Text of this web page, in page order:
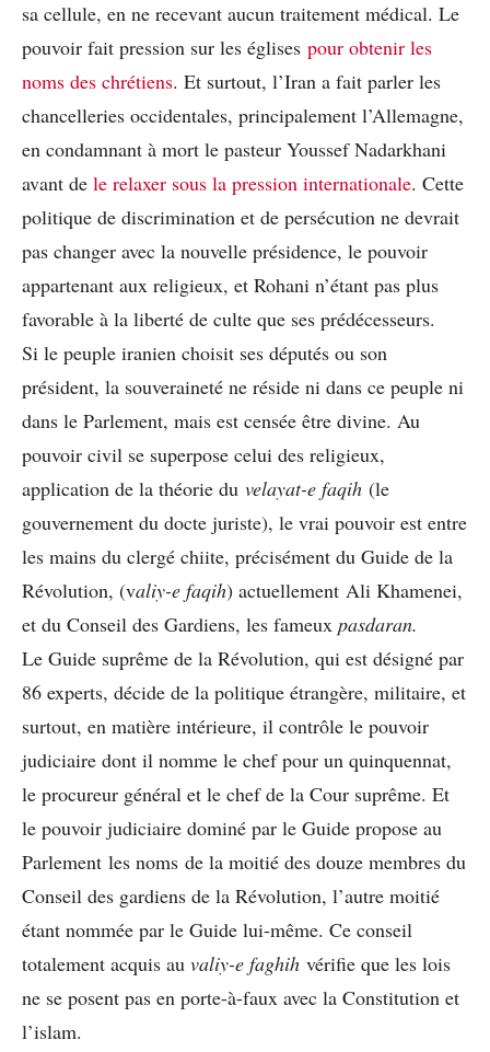
sa cellule, en ne recevant aucun traitement médical. Le
pouvoir fait pression sur les églises pour obtenir les
noms des chrétiens. Et surtout, l’Iran a fait parler les
chancelleries occidentales, principalement l’Allemagne,
en condamnant à mort le pasteur Youssef Nadarkhani
avant de le relaxer sous la pression internationale. Cette
politique de discrimination et de persécution ne devrait
pas changer avec la nouvelle présidence, le pouvoir
appartenant aux religieux, et Rohani n’étant pas plus
favorable à la liberté de culte que ses prédécesseurs.
Si le peuple iranien choisit ses députés ou son
président, la souveraineté ne réside ni dans ce peuple ni
dans le Parlement, mais est censée être divine. Au
pouvoir civil se superpose celui des religieux,
application de la théorie du velayat-e faqih (le
gouvernement du docte juriste), le vrai pouvoir est entre
les mains du clergé chiite, précisément du Guide de la
Révolution, (valiy-e faqih) actuellement Ali Khamenei,
et du Conseil des Gardiens, les fameux pasdaran.
Le Guide suprême de la Révolution, qui est désigné par
86 experts, décide de la politique étrangère, militaire, et
surtout, en matière intérieure, il contrôle le pouvoir
judiciaire dont il nomme le chef pour un quinquennat,
le procureur général et le chef de la Cour suprême. Et
le pouvoir judiciaire dominé par le Guide propose au
Parlement les noms de la moitié des douze membres du
Conseil des gardiens de la Révolution, l’autre moitié
étant nommée par le Guide lui-même. Ce conseil
totalement acquis au valiy-e faghih vérifie que les lois
ne se posent pas en porte-à-faux avec la Constitution et
l’islam.